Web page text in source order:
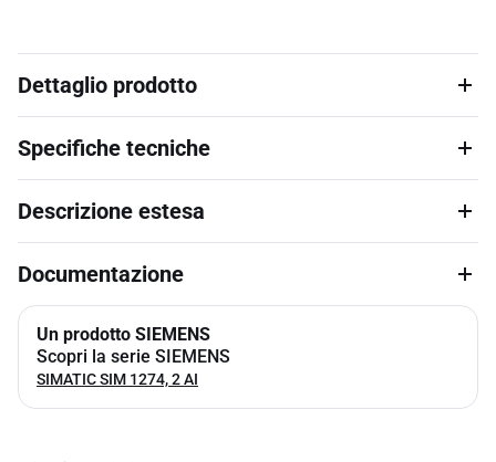
Dettaglio prodotto
Specifiche tecniche
Descrizione estesa
Documentazione
Un prodotto SIEMENS
Scopri la serie SIEMENS
SIMATIC SIM 1274, 2 AI